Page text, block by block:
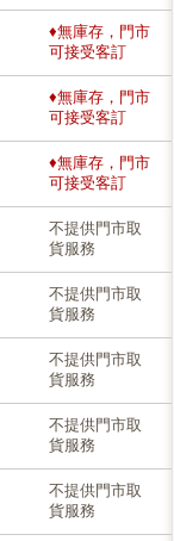
♦無庫存，門市
可接受客訂
♦無庫存，門市
可接受客訂
♦無庫存，門市
可接受客訂
不提供門市取
貨服務
不提供門市取
貨服務
不提供門市取
貨服務
不提供門市取
貨服務
不提供門市取
貨服務